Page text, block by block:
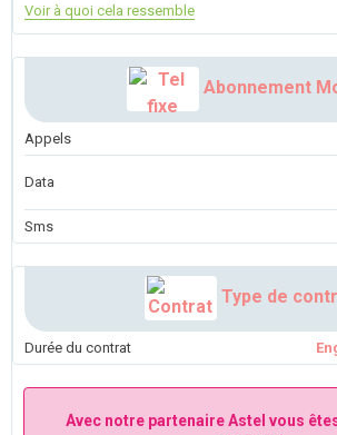
Voir à quoi cela ressemble
Abonnement
Appels
Data
Sms
Type de
Durée du contrat
Avec notre partenaire Astel vous